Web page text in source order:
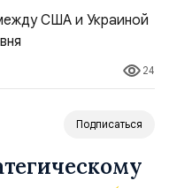
по разведке,
беспилотников и
ей наносить
и укрепило её
США стало
24
Подписаться